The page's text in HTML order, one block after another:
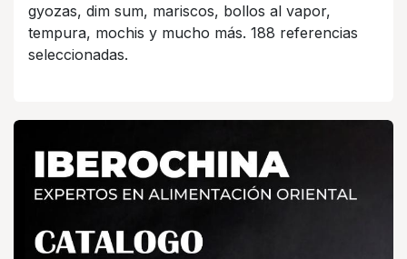
gyozas, dim sum, mariscos, bollos al vapor,
tempura, mochis y mucho más. 188 referencias
seleccionadas.